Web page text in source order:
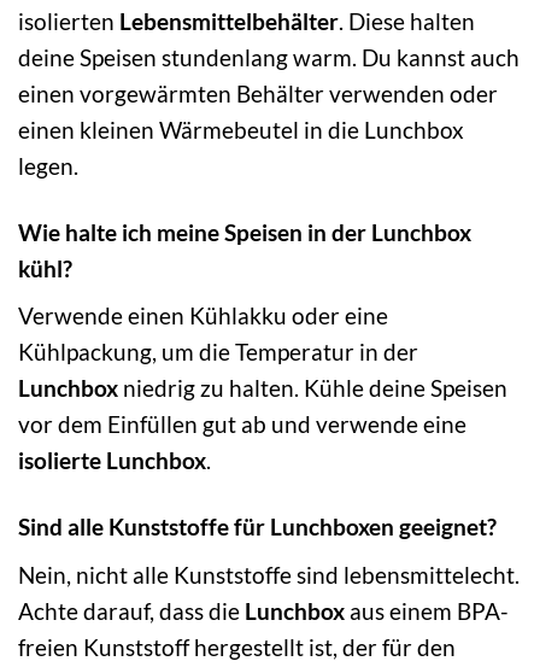
isolierten Lebensmittelbehälter. Diese halten
deine Speisen stundenlang warm. Du kannst auch
einen vorgewärmten Behälter verwenden oder
einen kleinen Wärmebeutel in die Lunchbox
legen.
Wie halte ich meine Speisen in der Lunchbox
kühl?
Verwende einen Kühlakku oder eine
Kühlpackung, um die Temperatur in der
Lunchbox niedrig zu halten. Kühle deine Speisen
vor dem Einfüllen gut ab und verwende eine
isolierte Lunchbox.
Sind alle Kunststoffe für Lunchboxen geeignet?
Nein, nicht alle Kunststoffe sind lebensmittelecht.
Achte darauf, dass die Lunchbox aus einem BPA-
freien Kunststoff hergestellt ist, der für den